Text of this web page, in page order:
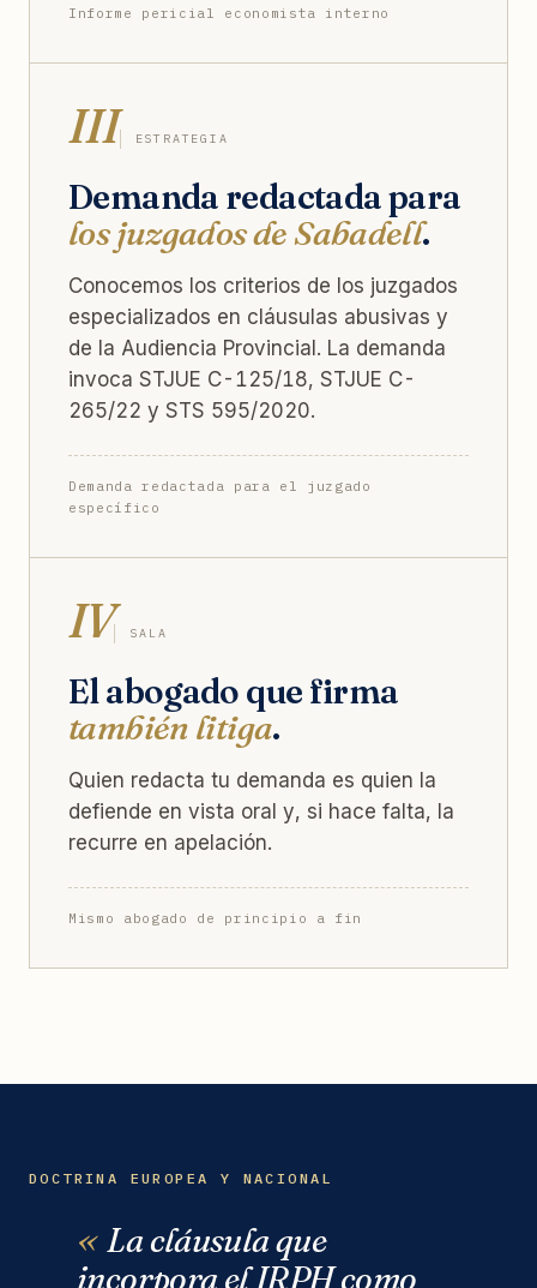
Informe pericial economista interno
III ESTRATEGIA
Demanda redactada para
los juzgados de Sabadell.
Conocemos los criterios de los juzgados
especializados en cláusulas abusivas y
de la Audiencia Provincial. La demanda
invoca STJUE C-125/18, STJUE C-
265/22 y STS 595/2020.
Demanda redactada para el juzgado
específico
IV SALA
El abogado que firma
también litiga.
Quien redacta tu demanda es quien la
defiende en vista oral y, si hace falta, la
recurre en apelación.
Mismo abogado de principio a fin
DOCTRINA EUROPEA Y NACIONAL
La cláusula que
incorpora el IRPH como